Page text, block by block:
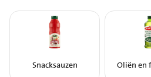
Snacksauzen Oliën en